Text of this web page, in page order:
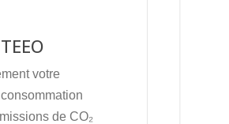
votre
de CO₂